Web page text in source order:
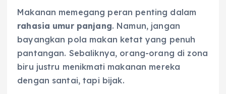
Makanan memegang peran penting dalam
rahasia umur panjang. Namun, jangan
bayangkan pola makan ketat yang penuh
pantangan. Sebaliknya, orang-orang di zona
biru justru menikmati makanan mereka
dengan santai, tapi bijak.